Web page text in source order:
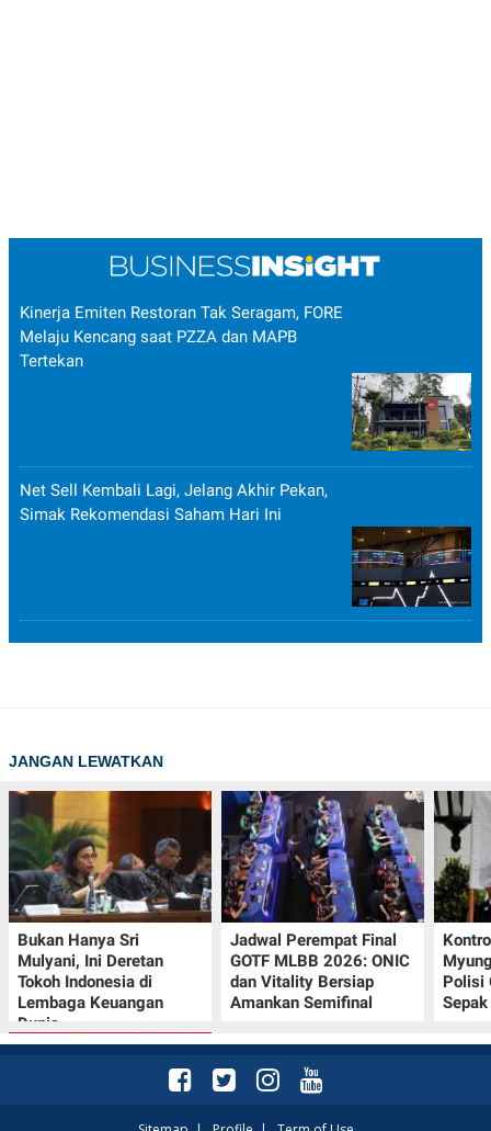
Kinerja Emiten Restoran Tak Seragam, FORE
Melaju Kencang saat PZZA dan MAPB
Tertekan
Net Sell Kembali Lagi, Jelang Akhir Pekan,
Simak Rekomendasi Saham Hari Ini
JANGAN LEWATKAN
Bukan Hanya Sri
Mulyani, Ini Deretan
Tokoh Indonesia di
Lembaga Keuangan
Dunia
Jadwal Perempat Final
GOTF MLBB 2026: ONIC
dan Vitality Bersiap
Amankan Semifinal
Polisi